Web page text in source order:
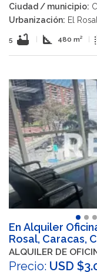
Ciudad / municipio:
Urbanización: El
5 bathtub square_foot 480 m²
En Alquiler
Rosal, Caracas,
ALQUILER DE
Precio: USD